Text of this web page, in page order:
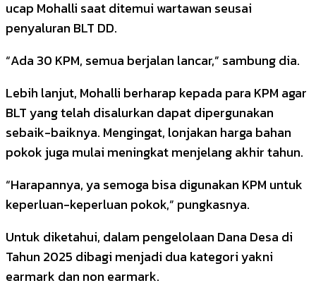
ucap Mohalli saat ditemui wartawan seusai
penyaluran BLT DD.
“Ada 30 KPM, semua berjalan lancar,” sambung dia.
Lebih lanjut, Mohalli berharap kepada para KPM agar
BLT yang telah disalurkan dapat dipergunakan
sebaik-baiknya. Mengingat, lonjakan harga bahan
pokok juga mulai meningkat menjelang akhir tahun.
“Harapannya, ya semoga bisa digunakan KPM untuk
keperluan-keperluan pokok,” pungkasnya.
Untuk diketahui, dalam pengelolaan Dana Desa di
Tahun 2025 dibagi menjadi dua kategori yakni
earmark dan non earmark.